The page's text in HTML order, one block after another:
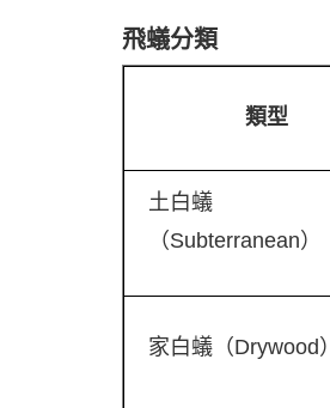
飛蟻分類
類型
土白蟻
（Subterranean）
家白蟻（Drywood）